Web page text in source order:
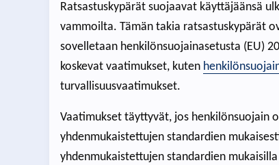
Ratsastuskypärät suojaavat käyttäjäänsä
vammoilta. Tämän takia ratsastuskypärät
sovelletaan henkilönsuojainasetusta (EU)
koskevat vaatimukset, kuten
turvallisuusvaatimukset.
Vaatimukset täyttyvät, jos henkilönsuojain
yhdenmukaistettujen standardien
yhdenmukaistettujen standardien